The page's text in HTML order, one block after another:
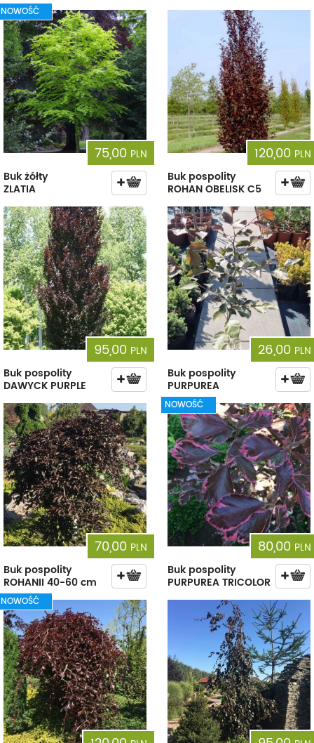
NOWOŚĆ
75,00 PLN
Buk żółty
ZLATIA
120,00 PLN
Buk pospolity
ROHAN OBELISK C5
95,00 PLN
Buk pospolity
DAWYCK PURPLE
26,00 PLN
Buk pospolity
PURPUREA
70,00 PLN
Buk pospolity
ROHANII 40-60 cm
NOWOŚĆ
80,00 PLN
Buk pospolity
PURPUREA TRICOLOR
NOWOŚĆ